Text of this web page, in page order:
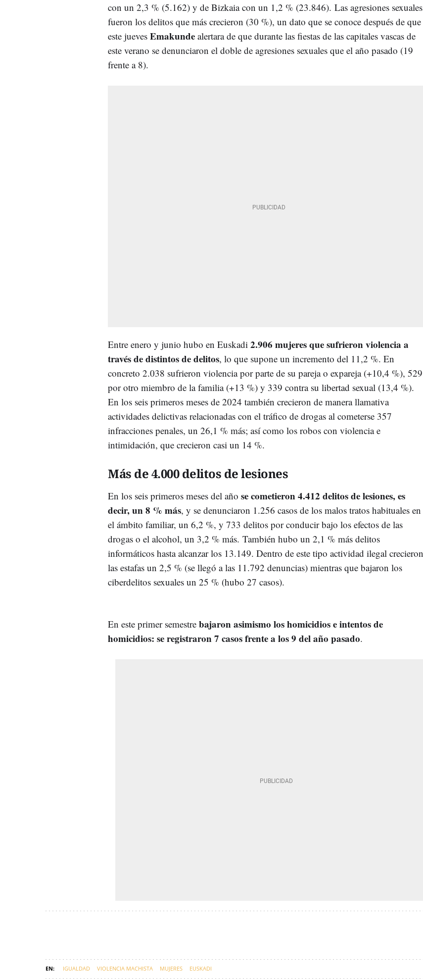
con un 2,3 % (5.162) y de Bizkaia con un 1,2 % (23.846). Las agresiones sexuales
fueron los delitos que más crecieron (30 %), un dato que se conoce después de que
este jueves Emakunde alertara de que durante las fiestas de las capitales vascas de
este verano se denunciaron el doble de agresiones sexuales que el año pasado (19
frente a 8).
Entre enero y junio hubo en Euskadi 2.906 mujeres que sufrieron violencia a
través de distintos de delitos, lo que supone un incremento del 11,2 %. En
concreto 2.038 sufrieron violencia por parte de su pareja o expareja (+10,4 %), 529
por otro miembro de la familia (+13 %) y 339 contra su libertad sexual (13,4 %).
En los seis primeros meses de 2024 también crecieron de manera llamativa
actividades delictivas relacionadas con el tráfico de drogas al cometerse 357
infracciones penales, un 26,1 % más; así como los robos con violencia e
intimidación, que crecieron casi un 14 %.
Más de 4.000 delitos de lesiones
En los seis primeros meses del año se cometieron 4.412 delitos de lesiones, es
decir, un 8 % más, y se denunciaron 1.256 casos de los malos tratos habituales en
el ámbito familiar, un 6,2 %, y 733 delitos por conducir bajo los efectos de las
drogas o el alcohol, un 3,2 % más. También hubo un 2,1 % más delitos
informáticos hasta alcanzar los 13.149. Dentro de este tipo actividad ilegal crecieron
las estafas un 2,5 % (se llegó a las 11.792 denuncias) mientras que bajaron los
ciberdelitos sexuales un 25 % (hubo 27 casos).
En este primer semestre bajaron asimismo los homicidios e intentos de
homicidios: se registraron 7 casos frente a los 9 del año pasado.
IGUALDAD VIOLENCIA MACHISTA MUJERES EUSKADI